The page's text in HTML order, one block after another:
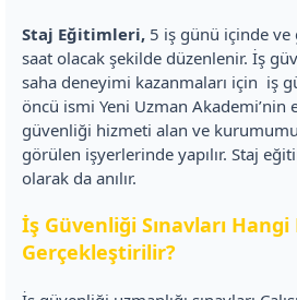
Staj Eğitimleri, 5 iş günü içinde
saat olacak şekilde düzenlenir. İş
saha deneyimi kazanmaları için iş
öncü ismi Yeni Uzman Akademi’nin
güvenliği hizmeti alan ve
görülen işyerlerinde yapılır. Staj
olarak da anılır.
İş Güvenliği Sınavları
Gerçekleştirilir?